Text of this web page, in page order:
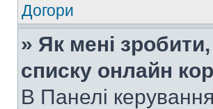
Догори
» Як мені
списку онлайн
В Панелі